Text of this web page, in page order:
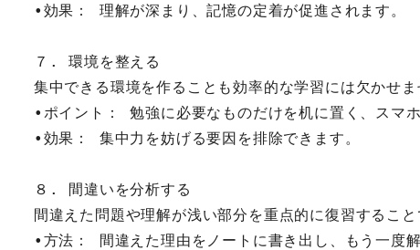
•効果： 理解が深まり、記憶の定着が促進されます。
７. 環境を整える
集中できる環境を作ることも効率的な学習には欠かせま
•ポイント： 勉強に必要なものだけを机に置く、スマホ
•効果： 集中力を妨げる要因を排除できます。
８. 間違いを分析する
間違えた問題や理解が浅い部分を重点的に復習すること
•方法： 間違えた理由をノートに書き出し、もう一度解